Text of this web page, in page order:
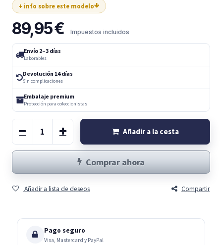
+ info sobre este modelo
89,95€ Impuestos incluidos
Envío 2–3 días
Laborables
Devolución 14 días
Sin complicaciones
Embalaje premium
Protección para coleccionistas
Añadir a la cesta
Comprar ahora
Añadir a lista de deseos Compartir
Pago seguro
Visa, Mastercard y PayPal